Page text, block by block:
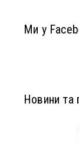
Ми у
Новини та